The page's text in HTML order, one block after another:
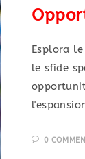
Esplora
le sfide
0